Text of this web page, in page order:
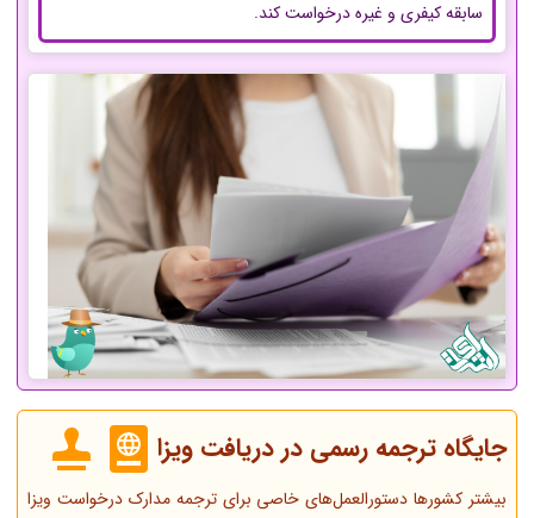
سابقه کیفری و غیره درخواست کند.
جایگاه ترجمه رسمی در دریافت ویزا
بیشتر کشورها دستورالعمل‌های خاصی برای ترجمه مدارک درخواست ویزا